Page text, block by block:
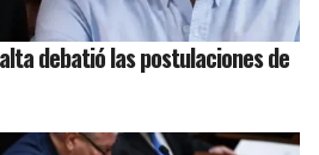
debatió las postulaciones de